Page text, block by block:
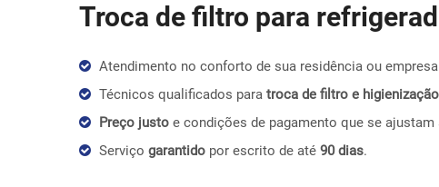
Troca de filtro para
Atendimento no conforto de sua residência ou
Técnicos qualificados para troca de filtro e higienização
Preço justo e condições de pagamento que se
Serviço garantido por escrito de até 90 dias.